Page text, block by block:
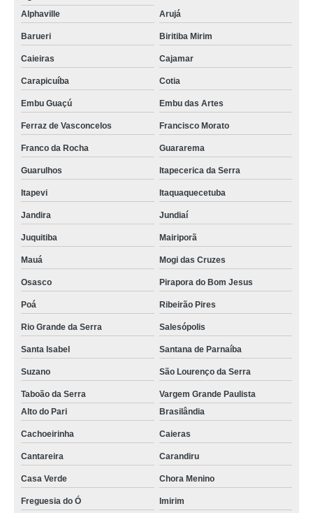
Alphaville
Arujá
Barueri Biritiba Mirim
Caieiras Cajamar
Carapicuíba Cotia
Embu Guaçú Embu das Artes
Ferraz de Vasconcelos Francisco Morato
Franco da Rocha Guararema
Guarulhos Itapecerica da Serra
Itapevi Itaquaquecetuba
Jandira Jundiaí
Juquitiba Mairiporã
Mauá Mogi das Cruzes
Osasco Pirapora do Bom Jesus
Poá Ribeirão Pires
Rio Grande da Serra Salesópolis
Santa Isabel Santana de Parnaíba
Suzano São Lourenço da Serra
Taboão da Serra
Vargem Grande Paulista
Alto do Pari
Brasilândia
Cachoeirinha Caieras
Cantareira Carandiru
Casa Verde Chora Menino
Freguesia do Ó Imirim